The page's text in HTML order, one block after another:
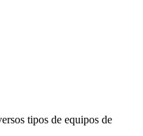
tipos de equipos de